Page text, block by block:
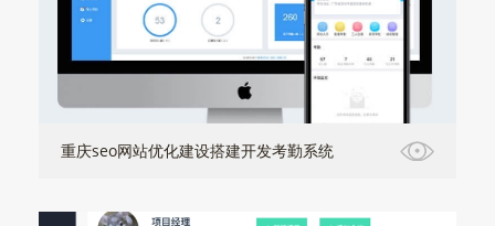
重庆seo网站优化建设搭建开发考勤系统